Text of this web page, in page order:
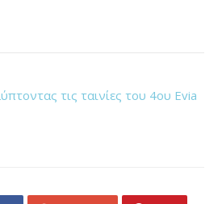
τις ταινίες του 4ου Evia